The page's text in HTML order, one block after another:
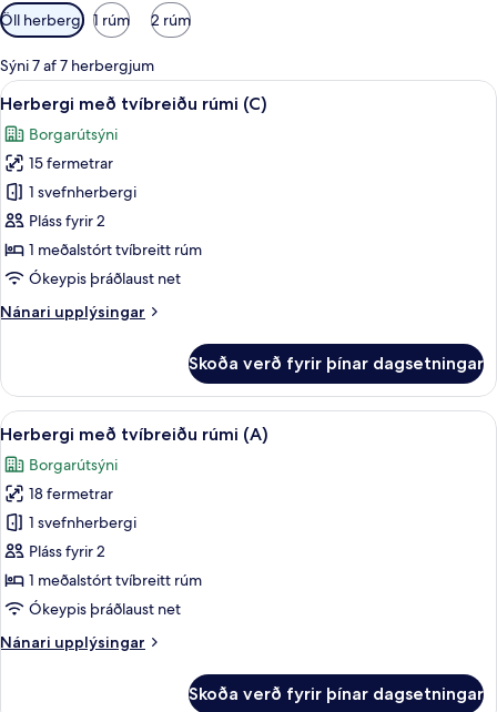
Síur
í
boði
fyrir
herbergi
Öll herbergi 1 rúm 2 rúm
Sýni 7 af 7 herbergjum
Skoða
allar
myndir
fyrir
Herbergi
með
tvíbreiðu
rúmi
Herbergi með tvíbreiðu rúmi (C) |
6
Herbergi með tvíbreiðu rúmi (C)
Borgarútsýni
15 fermetrar
1 svefnherbergi
Pláss fyrir 2
1 meðalstórt tvíbreitt rúm
Ókeypis þráðlaust net
Nánari upplýsingar
Nánari
með
tvíbreiðu
rúmi
Skoða verð fyrir þínar dagsetningar
Skoða
allar
myndir
fyrir
Herbergi
með
tvíbreiðu
rúmi
Herbergi með tvíbreiðu rúmi (A) |
7
Herbergi með tvíbreiðu rúmi (A)
Borgarútsýni
18 fermetrar
1 svefnherbergi
Pláss fyrir 2
1 meðalstórt tvíbreitt rúm
Ókeypis þráðlaust net
Nánari upplýsingar
Nánari
Skoða verð fyrir þínar dagsetningar